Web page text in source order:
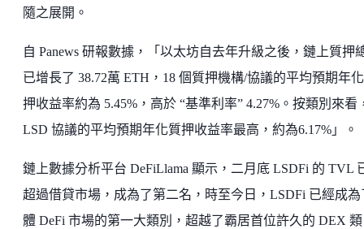
隨之展開。
自 Panews 研報數據，「以太坊自去年升級之後，鏈上質押
已增長了 38.72萬 ETH，18 個質押機構/協議的平均預期年
押收益率約為 5.45%，高於 “基準利率” 4.27%。按類別來看
LSD 協議的平均預期年化質押收益率最高，約為6.17%」。
鏈上數據分析平台 DeFiLlama 顯示，二月底 LSDFi 的 TVL
超過借貸市場，成為了第二名，時至今日，LSDFi 已經成為
體 DeFi 市場的第一大類別，超越了霸居首位許久的 DEX 類